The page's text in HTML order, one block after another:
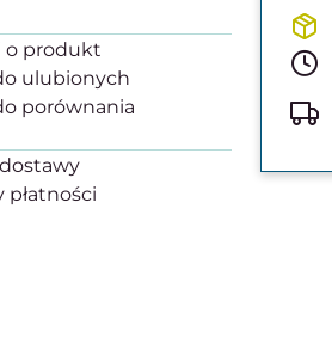
o produkt
płatności